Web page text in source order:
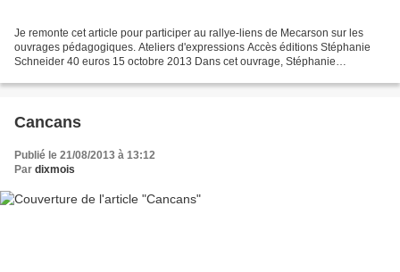
Je remonte cet article pour participer au rallye-liens de Mecarson sur les
ouvrages pédagogiques. Ateliers d'expressions Accès éditions Stéphanie
Schneider 40 euros 15 octobre 2013 Dans cet ouvrage, Stéphanie
Cancans
Publié le 21/08/2013 à 13:12
Par dixmois